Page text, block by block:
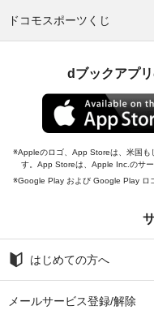
ドコモスポーツくじ
dブックアプ
Appleのロゴ、App Storeは、米国も
す。App Storeは、Apple Inc.のサー
Google Play および Google Play ロ
はじめての方へ
メールサービス登録/解除